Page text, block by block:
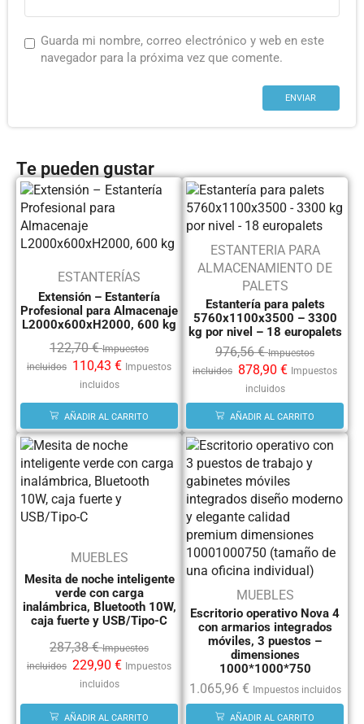
Guarda mi nombre, correo electrónico y web en este
navegador para la próxima vez que comente.
Te pueden gustar
ESTANTERÍAS
Extensión – Estantería
Profesional para Almacenaje
L2000x600xH2000, 600 kg
122,70€ Impuestos
incluidos 110,43 € Impuestos
incluidos
AÑADIR AL CARRITO
ESTANTERIA PARA
ALMACENAMIENTO DE
PALETS
Estantería para palets
5760x1100x3500 – 3300
kg por nivel – 18 europalets
976,56€ Impuestos
incluidos 878,90 € Impuestos
incluidos
AÑADIR AL CARRITO
MUEBLES
Mesita de noche inteligente
verde con carga
inalámbrica, Bluetooth 10W,
caja fuerte y USB/Tipo-C
287,38€ Impuestos
incluidos 229,90 € Impuestos
incluidos
AÑADIR AL CARRITO
MUEBLES
Escritorio operativo Nova 4
con armarios integrados
móviles, 3 puestos –
dimensiones
1000*1000*750
1.065,96 € Impuestos incluidos
AÑADIR AL CARRITO